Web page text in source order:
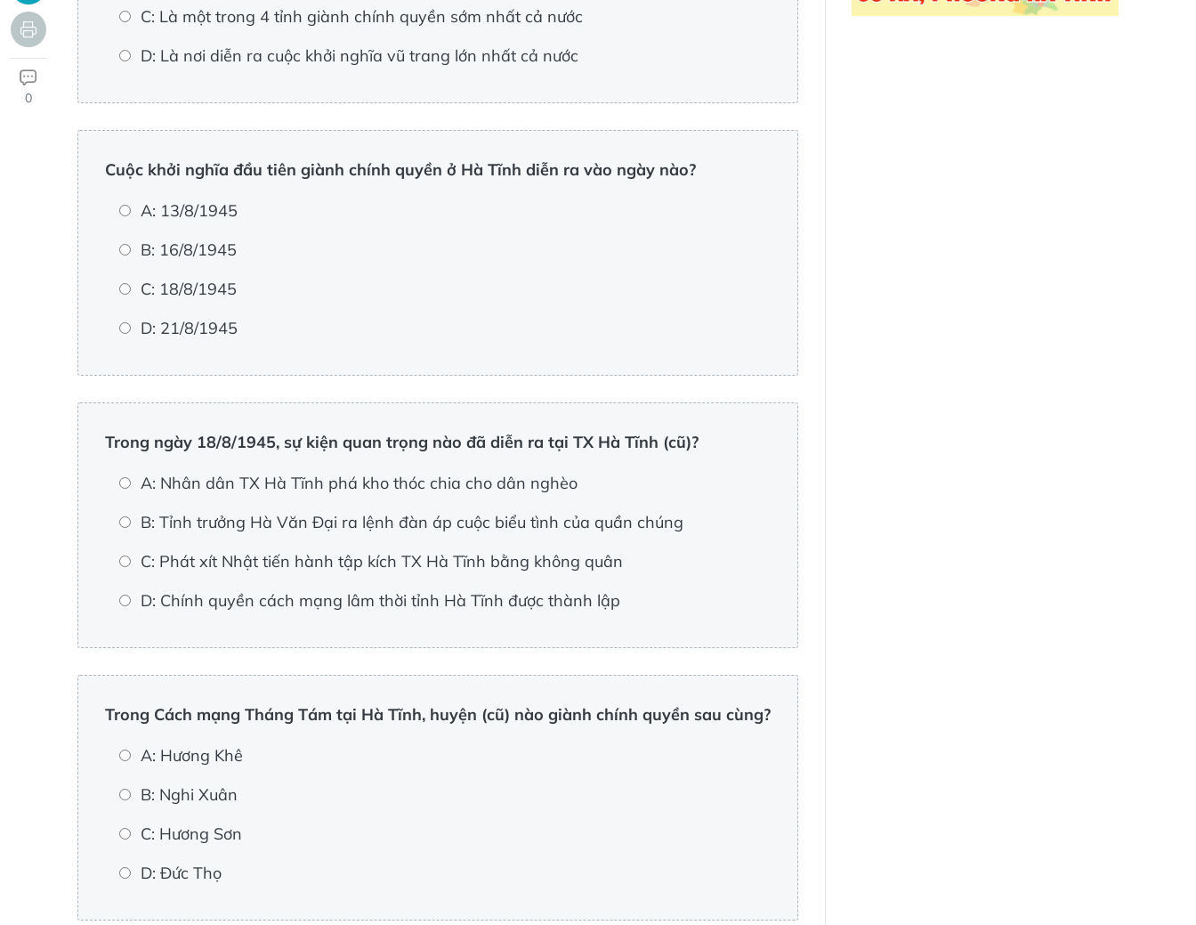
0
C: Là một trong 4 tỉnh giành chính quyền sớm nhất cả nước
D: Là nơi diễn ra cuộc khởi nghĩa vũ trang lớn nhất cả nước
Cuộc khởi nghĩa đầu tiên giành chính quyền ở Hà Tĩnh diễn ra vào ngày nào?
A: 13/8/1945
B: 16/8/1945
C: 18/8/1945
D: 21/8/1945
Trong ngày 18/8/1945, sự kiện quan trọng nào đã diễn ra tại TX Hà Tĩnh (cũ)?
A: Nhân dân TX Hà Tĩnh phá kho thóc chia cho dân nghèo
B: Tỉnh trưởng Hà Văn Đại ra lệnh đàn áp cuộc biểu tình của quần chúng
C: Phát xít Nhật tiến hành tập kích TX Hà Tĩnh bằng không quân
D: Chính quyền cách mạng lâm thời tỉnh Hà Tĩnh được thành lập
Trong Cách mạng Tháng Tám tại Hà Tĩnh, huyện (cũ) nào giành chính quyền sau cùng?
A: Hương Khê
B: Nghi Xuân
C: Hương Sơn
D: Đức Thọ